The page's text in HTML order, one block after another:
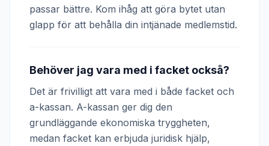
passar bättre. Kom ihåg att göra bytet utan
glapp för att behålla din intjänade medlemstid.
Behöver jag vara med i facket också?
Det är frivilligt att vara med i både facket och
a-kassan. A-kassan ger dig den
grundläggande ekonomiska tryggheten,
medan facket kan erbjuda juridisk hjälp,